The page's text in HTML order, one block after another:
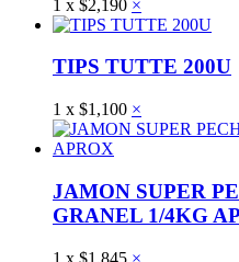
1 x $2,190 ×
TIPS TUTTE 200U
1 x $1,100 ×
JAMON SUPER
GRANEL 1/4KG
1 x $1,845 ×